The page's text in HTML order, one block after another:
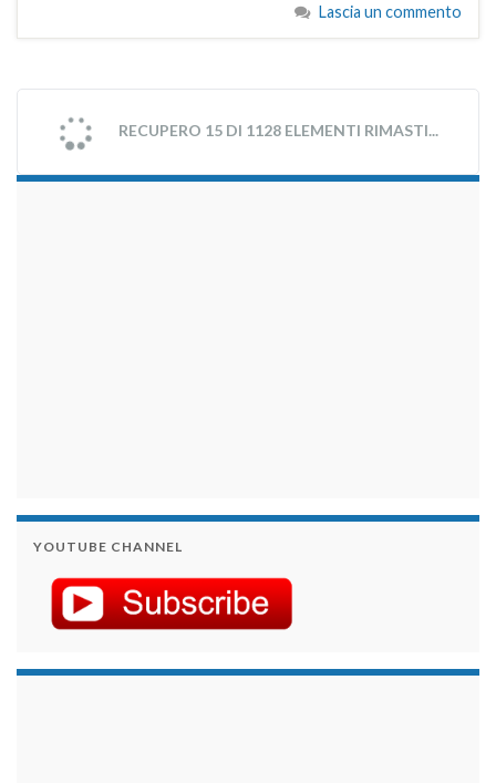
Lascia un commento
RECUPERO 15 DI 1128 ELEMENTI RIMASTI...
YOUTUBE CHANNEL